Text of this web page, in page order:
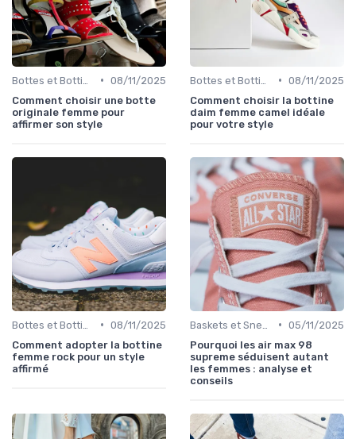
• 08/11/2025
Comment choisir une botte
originale femme pour
affirmer son style
• 08/11/2025
Comment choisir la bottine
daim femme camel idéale
pour votre style
• 08/11/2025
Comment adopter la bottine
femme rock pour un style
affirmé
• 05/11/2025
Pourquoi les air max 98
supreme séduisent autant
les femmes : analyse et
conseils